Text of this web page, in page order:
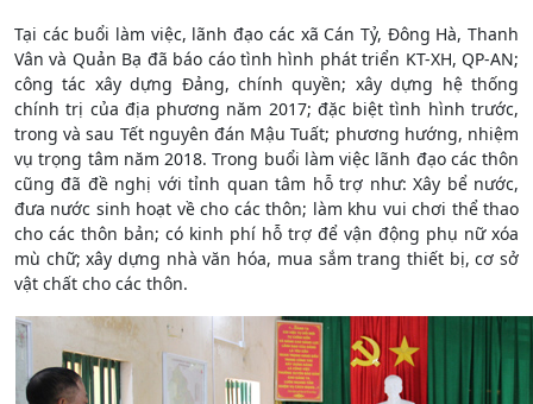
Tại các buổi làm việc, lãnh đạo các xã Cán Tỷ, Đông Hà, Thanh
Vân và Quản Bạ đã báo cáo tình hình phát triển KT-XH, QP-AN;
công tác xây dựng Đảng, chính quyền; xây dựng hệ thống
chính trị của địa phương năm 2017; đặc biệt tình hình trước,
trong và sau Tết nguyên đán Mậu Tuất; phương hướng, nhiệm
vụ trọng tâm năm 2018. Trong buổi làm việc lãnh đạo các thôn
cũng đã đề nghị với tỉnh quan tâm hỗ trợ như: Xây bể nước,
đưa nước sinh hoạt về cho các thôn; làm khu vui chơi thể thao
cho các thôn bản; có kinh phí hỗ trợ để vận động phụ nữ xóa
mù chữ; xây dựng nhà văn hóa, mua sắm trang thiết bị, cơ sở
vật chất cho các thôn.